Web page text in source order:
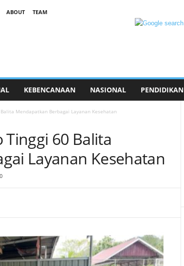
ABOUT TEAM
KEBENCANAAN NASIONAL PENDIDIKAN
Mendapatkan Berbagai Layanan Kesehatan
Tinggi 60 Balita
Layanan Kesehatan
0